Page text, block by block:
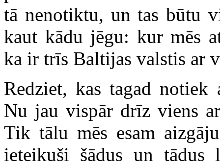
tā nenotiktu, un tas būtu
kaut kādu jēgu: kur mēs
ka ir trīs Baltijas valstis ar
Redziet, kas tagad
Nu jau vispār drīz viens
Tik tālu mēs esam
ieteikuši šādus un tādus